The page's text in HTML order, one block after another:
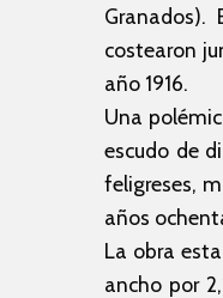
Granados).
costearon
año 1916.
Una
escudo de
feligreses,
años
La obra
ancho por